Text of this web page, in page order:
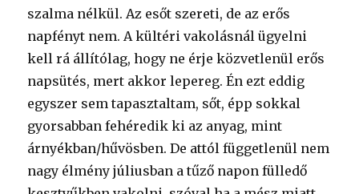
szalma nélkül. Az esőt szereti, de az erős
napfényt nem. A kültéri vakolásnál ügyelni
kell rá állítólag, hogy ne érje közvetlenül erős
napsütés, mert akkor lepereg. Én ezt eddig
egyszer sem tapasztaltam, sőt, épp sokkal
gyorsabban fehéredik ki az anyag, mint
árnyékban/hűvösben. De attól függetlenül nem
nagy élmény júliusban a tűző napon fülledő